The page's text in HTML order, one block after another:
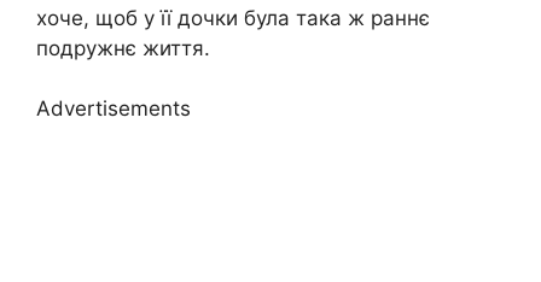
хоче, щоб у її дочки була така ж раннє
подружнє життя.
Advertisements